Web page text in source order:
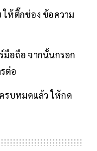
ให้ติ๊กช่อง ข้อความ
มือถือ จากนั้นกรอก
ต่อ
รบหมดแล้ว ให้กด